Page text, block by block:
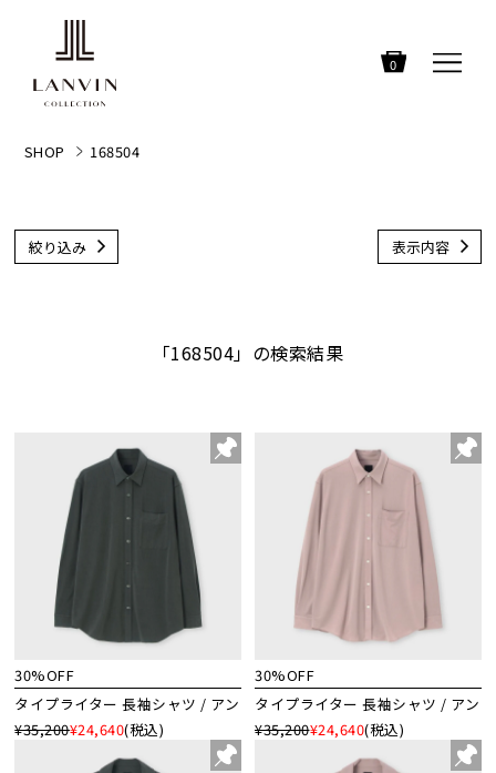
0
SHOP 168504
絞り込み 表示内容
「168504」の検索結果
30%OFF
タイプライター 長袖シャツ / アン
¥35,200¥24,640(税込)
30%OFF
タイプライター 長袖シャツ / アン
¥35,200¥24,640(税込)